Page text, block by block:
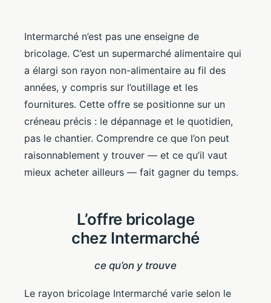
Intermarché n’est pas une enseigne de
bricolage. C’est un supermarché alimentaire qui
a élargi son rayon non-alimentaire au fil des
années, y compris sur l’outillage et les
fournitures. Cette offre se positionne sur un
créneau précis : le dépannage et le quotidien,
pas le chantier. Comprendre ce que l’on peut
raisonnablement y trouver — et ce qu’il vaut
mieux acheter ailleurs — fait gagner du temps.
L’offre bricolage
chez Intermarché
ce qu’on y trouve
Le rayon bricolage Intermarché varie selon le